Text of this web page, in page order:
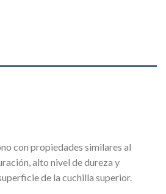
con propiedades similares al
alto nivel de dureza y
de la cuchilla superior.